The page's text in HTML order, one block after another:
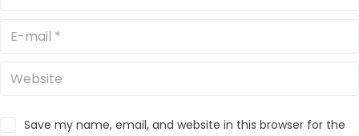
Save my name, email, and website in this browser for the